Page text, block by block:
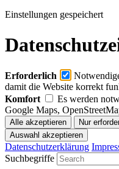
Einstellungen gespeichert
Erforderlich
damit die Website korrekt
Komfort
Es werden
Google Maps,
Datenschutzerklärung
Suchbegriffe